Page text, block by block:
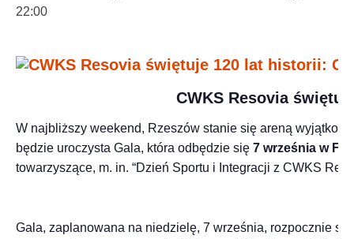
22:00
CWKS Resovia
W najbliższy weekend, Rzeszów stanie się areną
będzie uroczysta Gala, która odbędzie się 7 września w
towarzyszące, m. in. “Dzień Sportu i Integracji z CWKS
Gala, zaplanowana na niedzielę, 7 września, rozpocznie